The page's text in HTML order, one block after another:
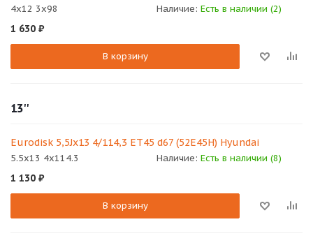
4x12 3x98 Наличие: Есть в наличии (2)
1 630 ₽
В корзину
13''
Eurodisk 5,5Jx13 4/114,3 ET45 d67 (52E45H) Hyundai
5.5x13 4x114.3 Наличие: Есть в наличии (8)
1 130 ₽
В корзину